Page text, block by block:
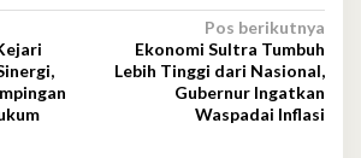
Pos berikutnya
Ekonomi Sultra Tumbuh
Lebih Tinggi dari Nasional,
Gubernur Ingatkan
Waspadai Inflasi